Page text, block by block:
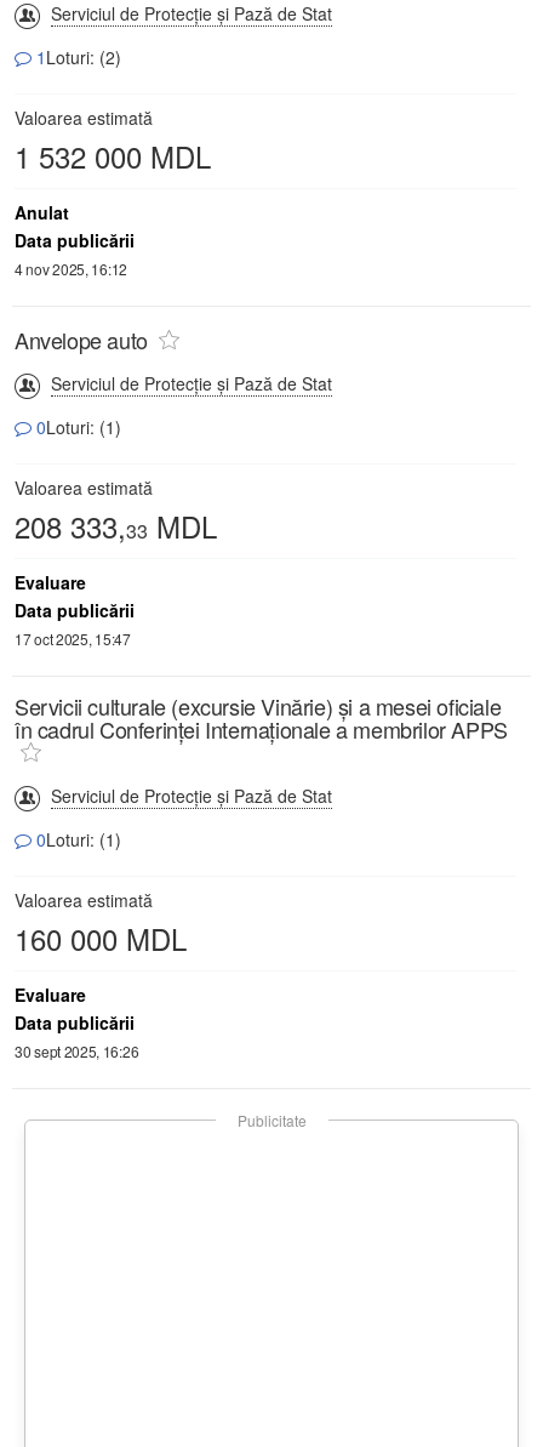
Serviciul de Protecție și Pază de Stat
1 Loturi: (2)
Valoarea estimată
1 532 000 MDL
Anulat
Data publicării
4 nov 2025, 16:12
Anvelope auto
Serviciul de Protecție și Pază de Stat
0Loturi: (1)
Valoarea estimată
208 333,33 MDL
Evaluare
Data publicării
17 oct 2025, 15:47
Servicii culturale (excursie Vinărie) și a mesei oficiale
în cadrul Conferinței Internaționale a membrilor APPS
Serviciul de Protecție și Pază de Stat
0Loturi: (1)
Valoarea estimată
160 000 MDL
Evaluare
Data publicării
30 sept 2025, 16:26
Publicitate